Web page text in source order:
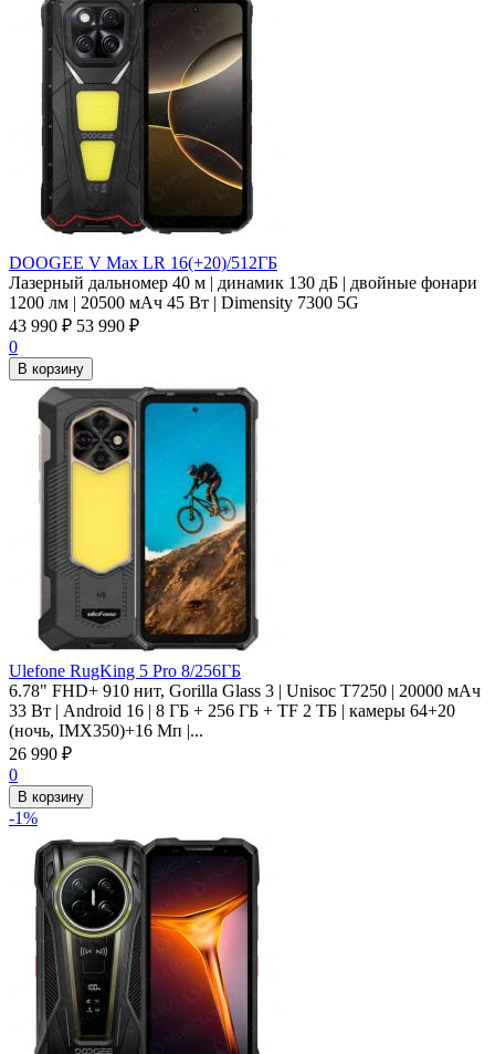
DOOGEE V Max LR 16(+20)/512ГБ
Лазерный дальномер 40 м | динамик 130 дБ | двойные фонари
1200 лм | 20500 мАч 45 Вт | Dimensity 7300 5G
43 990 ₽ 53 990 ₽
0
В корзину
Ulefone RugKing 5 Pro 8/256ГБ
6.78" FHD+ 910 нит, Gorilla Glass 3 | Unisoc T7250 | 20000 мАч
33 Вт | Android 16 | 8 ГБ + 256 ГБ + TF 2 ТБ | камеры 64+20
(ночь, IMX350)+16 Мп |...
26 990 ₽
0
В корзину
-1%